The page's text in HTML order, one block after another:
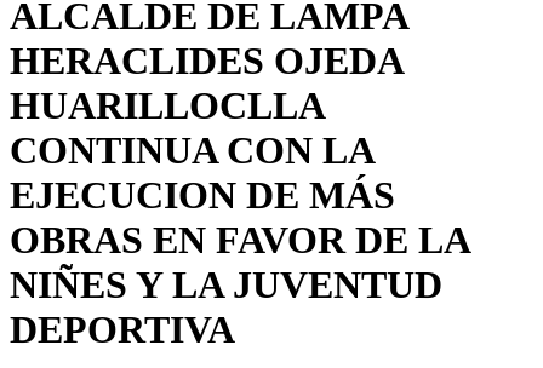
ALCALDE DE LAMPA
HERACLIDES OJEDA
HUARILLOCLLA
CONTINUA CON LA
EJECUCION DE MÁS
OBRAS EN FAVOR DE LA
NIÑES Y LA JUVENTUD
DEPORTIVA